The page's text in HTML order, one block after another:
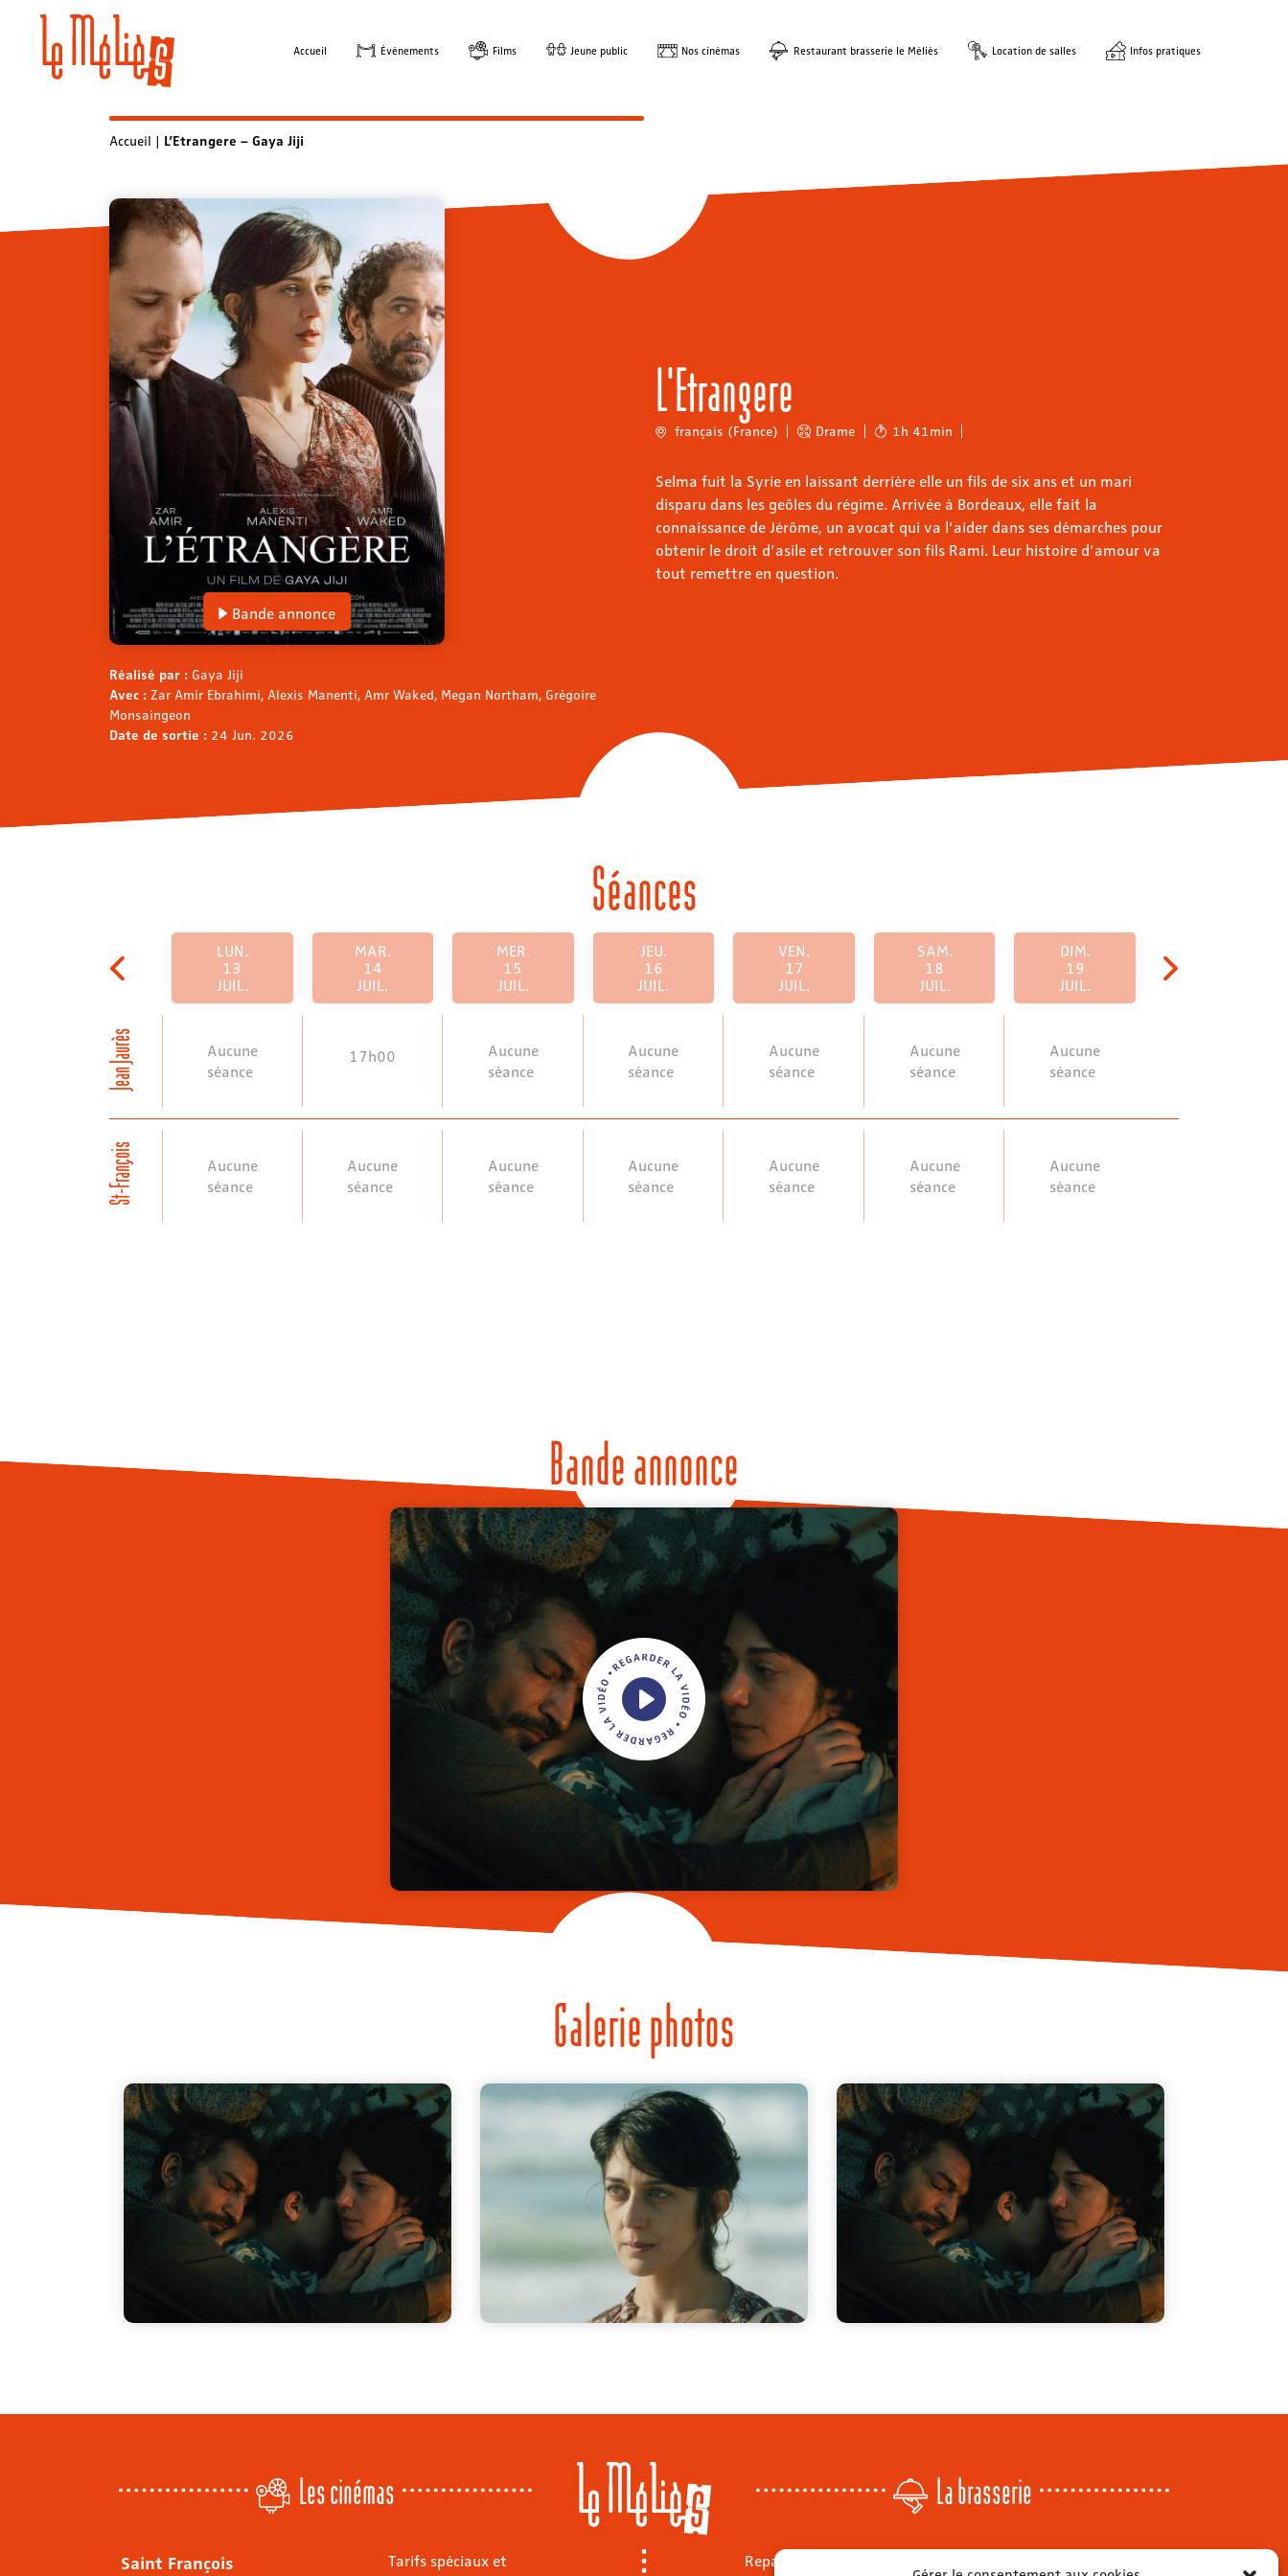
Accueil Évènements Films Jeune public Nos cinémas Restaurant brasserie le Méliès Location de salles Infos pratiques
Accueil | L’Etrangere – Gaya Jiji
Bande annonce
Réalisé par : Gaya Jiji
Avec : Zar Amir Ebrahimi, Alexis Manenti, Amr Waked, Megan Northam, Grégoire
Monsaingeon
Date de sortie : 24 Jun. 2026
L'Etrangere
français (France) Drame 1h 41min
Selma fuit la Syrie en laissant derrière elle un fils de six ans et un mari
disparu dans les geôles du régime. Arrivée à Bordeaux, elle fait la
connaissance de Jérôme, un avocat qui va l’aider dans ses démarches pour
obtenir le droit d’asile et retrouver son fils Rami. Leur histoire d’amour va
tout remettre en question.
Séances
Jean Jaurès
St-François
LUN.
13
JUIL.
Aucune
séance
Aucune
séance
MAR.
14
JUIL.
17h00
Aucune
séance
MER.
15
JUIL.
Aucune
séance
Aucune
séance
JEU.
16
JUIL.
Aucune
séance
Aucune
séance
VEN.
17
JUIL.
Aucune
séance
Aucune
séance
SAM.
18
JUIL.
Aucune
séance
Aucune
séance
DIM.
19
JUIL.
Aucune
séance
Aucune
séance
Bande annonce
Galerie photos
Les cinémas La brasserie
Saint François
Tarifs spéciaux et
Repas sur place